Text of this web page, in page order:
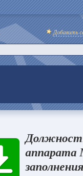
Добавить
аппарата